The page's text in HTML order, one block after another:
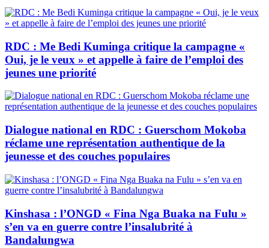
RDC : Me Bedi Kuminga critique la campagne «
Oui, je le veux » et appelle à faire de l’emploi des
jeunes une priorité
Dialogue national en RDC : Guerschom Mokoba
réclame une représentation authentique de la
jeunesse et des couches populaires
Kinshasa : l’ONGD « Fina Nga Buaka na Fulu »
s’en va en guerre contre l’insalubrité à
Bandalungwa